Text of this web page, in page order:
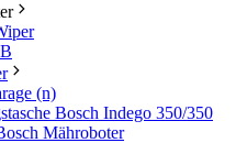
(n)
Bosch Indego 350/350
Mähroboter